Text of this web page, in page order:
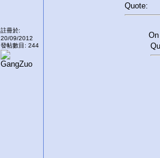
註冊於:
20/09/2012
發帖數目: 244
Quote: